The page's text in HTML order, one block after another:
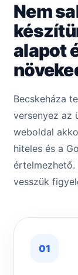
Nem
alapot
Becskeháza
versenyez az
weboldal
hiteles és a
vesszük
01